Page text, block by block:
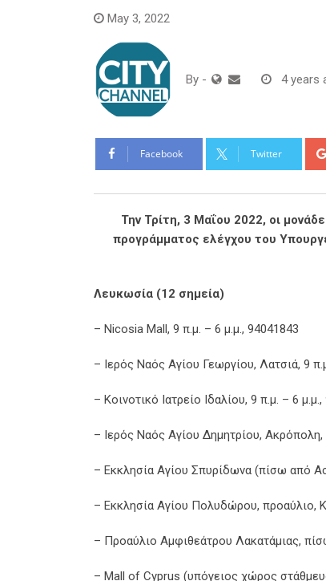
May 3, 2022
By - 4 years
Facebook Twitter
Την Τρίτη, 3 Μαΐου 2022, οι
προγράμματος ελέγχου του
Λευκωσία (12 σημεία)
– Nicosia Mall, 9 π.μ. – 6 μ.μ., 94041843
– Ιερός Ναός Αγίου Γεωργίου, Λατσιά, 9
– Κοινοτικό Ιατρείο Ιδαλίου, 9 π.μ. – 6
– Ιερός Ναός Αγίου Δημητρίου, Ακρόπολη,
– Εκκλησία Αγίου Σπυρίδωνα (πίσω από
– Εκκλησία Αγίου Πολυδώρου, προαύλιο,
– Προαύλιο Αμφιθεάτρου Λακατάμιας,
– Mall of Cyprus (υπόγειος χώρος